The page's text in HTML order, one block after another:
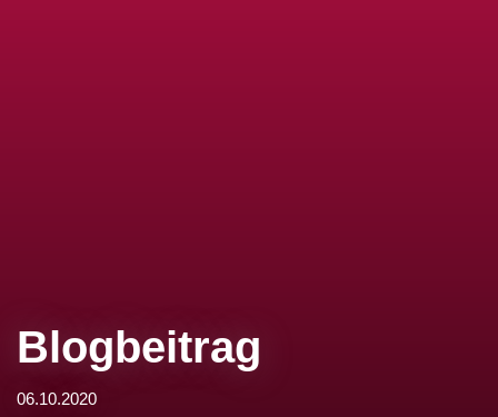
Blogbeitrag
06.10.2020